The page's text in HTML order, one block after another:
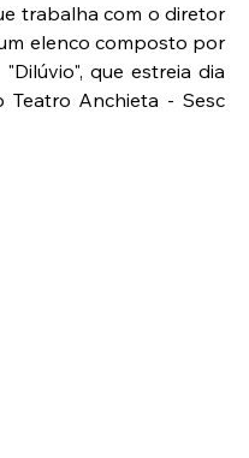
trabalha com o diretor
elenco composto por
que estreia dia
Teatro Anchieta - Sesc